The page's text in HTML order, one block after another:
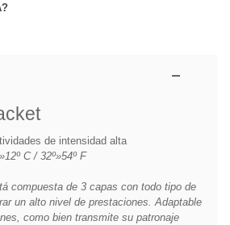
de intensidad alta
C / 32º»54º F
compuesta de 3 capas con todo tipo de
un alto nivel de prestaciones. Adaptable
como bien transmite su patronaje